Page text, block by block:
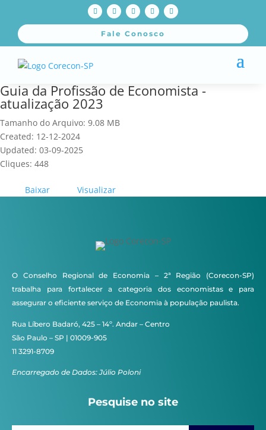
Fale Conosco
Guia da Profissão de Economista -
atualização 2023
Tamanho do Arquivo: 9.08 MB
Created: 12-12-2024
Updated: 03-09-2025
Cliques: 448
Baixar Visualizar
O Conselho Regional de Economia – 2ª Região (Corecon-SP)
trabalha para fortalecer a categoria dos economistas e para
assegurar o eficiente serviço de Economia à população paulista.
Rua Líbero Badaró, 425 – 14º. Andar – Centro
São Paulo – SP | 01009-905
11 3291-8709
Encarregado de Dados: Júlio Poloni
Pesquise no site